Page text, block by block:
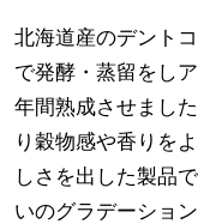
北海道産のデント
で発酵・蒸留をし
年間熟成させまし
り穀物感や香りを
しさを出した製品
いのグラデーショ